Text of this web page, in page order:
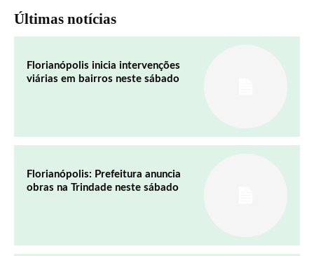
Últimas notícias
Florianópolis inicia intervenções
viárias em bairros neste sábado
Florianópolis: Prefeitura anuncia
obras na Trindade neste sábado